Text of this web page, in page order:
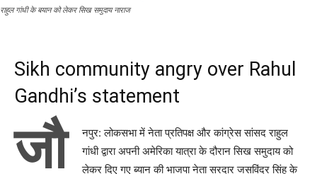
राहुल गांधी के बयान को लेकर सिख समुदाय नाराज
Sikh community angry over Rahul
Gandhi’s statement
जौ
नपुर: लोकसभा में नेता प्रतिपक्ष और कांग्रेस सांसद राहुल
गांधी द्वारा अपनी अमेरिका यात्रा के दौरान सिख समुदाय को
लेकर दिए गए ब्यान की भाजपा नेता सरदार जसविंदर सिंह के